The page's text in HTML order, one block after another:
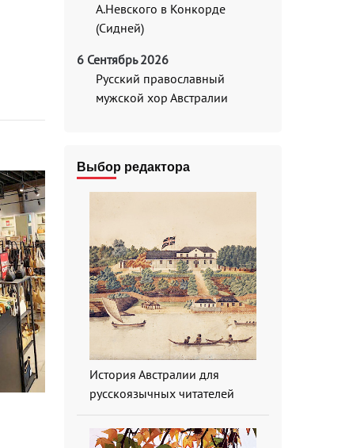
А.Невского в Конкорде
(Сидней)
6 Сентябрь 2026
Русский православный
мужской хор Австралии
Выбор редактора
История Австралии для
русскоязычных читателей